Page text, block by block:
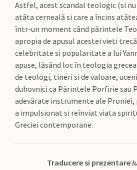
Astfel, acest scandal teologic (si nu
atâta cerneală si care a încins
într-un moment când părintele
apropia de apusul acestei vieti
celebritate si popularitate a lui
apuse, lăsând loc în teologia
de teologi, tineri si de valoare,
duhovnici ca Părintele Porfirie sau
adevărate instrumente ale Proniei,
a impulsionat si reînviat viata
Greciei contemporane.
Traducere si prezentare